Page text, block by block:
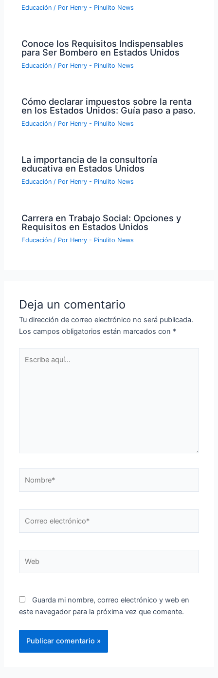
Educación / Por Henry - Pinulito News
Conoce los Requisitos Indispensables
para Ser Bombero en Estados Unidos
Educación / Por Henry - Pinulito News
Cómo declarar impuestos sobre la renta
en los Estados Unidos: Guía paso a paso.
Educación / Por Henry - Pinulito News
La importancia de la consultoría
educativa en Estados Unidos
Educación / Por Henry - Pinulito News
Carrera en Trabajo Social: Opciones y
Requisitos en Estados Unidos
Educación / Por Henry - Pinulito News
Deja un comentario
Tu dirección de correo electrónico no será publicada.
Los campos obligatorios están marcados con *
aquí...
electrónico*
Guarda mi nombre, correo electrónico y web en
este navegador para la próxima vez que comente.